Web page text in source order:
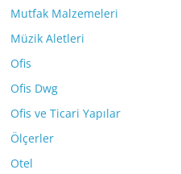
Mutfak Malzemeleri
Müzik Aletleri
Ofis
Ofis Dwg
Ofis ve Ticari Yapılar
Ölçerler
Otel